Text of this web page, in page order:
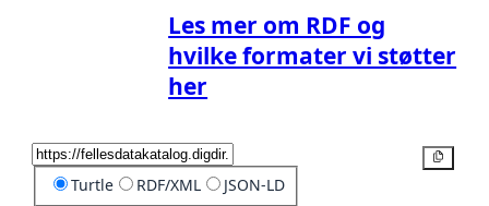
Les mer om RDF og
hvilke formater vi støtter
her
Turtle RDF/XML JSON-LD